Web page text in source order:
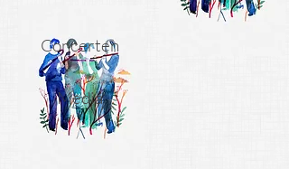
Concerten
Media